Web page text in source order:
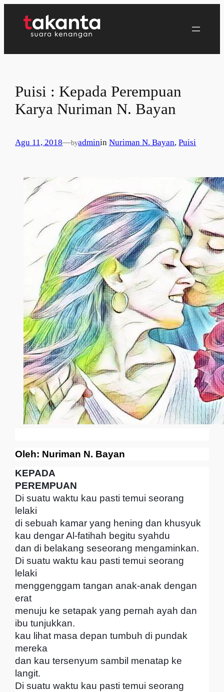
Puisi : Kepada Perempuan
Karya Nuriman N. Bayan
Agu 11, 2018—byadmininNuriman N. Bayan, Puisi
Oleh: Nuriman N. Bayan
KEPADA
PEREMPUAN
Di suatu waktu kau pasti temui seorang
lelaki
di sebuah kamar yang hening dan khusyuk
kau dengar Al-fatihah begitu syahdu
dan di belakang seseorang mengaminkan.
Di suatu waktu kau pasti temui seorang
lelaki
menggenggam tangan anak-anak dengan
erat
menuju ke setapak yang pernah ayah dan
ibu tunjukkan.
kau lihat masa depan tumbuh di pundak
mereka
dan kau tersenyum sambil menatap ke
langit.
Di suatu waktu kau pasti temui seorang